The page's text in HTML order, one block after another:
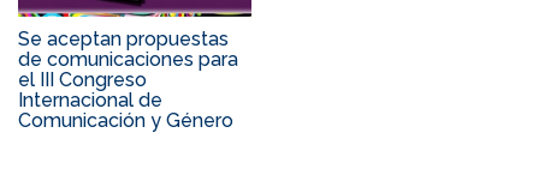
Se aceptan propuestas
de comunicaciones para
el III Congreso
Internacional de
Comunicación y Género